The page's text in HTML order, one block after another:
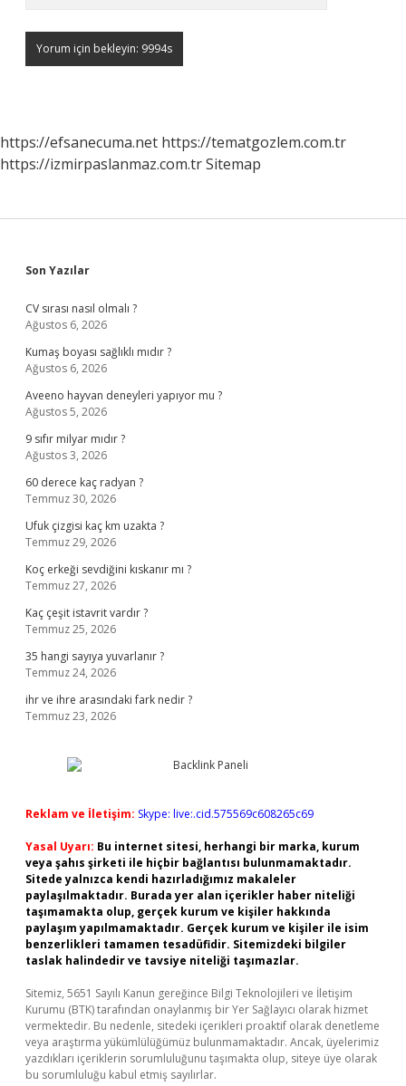
https://efsanecuma.net https://tematgozlem.com.tr
https://izmirpaslanmaz.com.trSitemap
Sidebar
Son Yazılar
CV sırası nasıl olmalı ?
Ağustos 6, 2026
Kumaş boyası sağlıklı mıdır ?
Ağustos 6, 2026
Aveeno hayvan deneyleri yapıyor mu ?
Ağustos 5, 2026
9 sıfır milyar mıdır ?
Ağustos 3, 2026
60 derece kaç radyan ?
Temmuz 30, 2026
Ufuk çizgisi kaç km uzakta ?
Temmuz 29, 2026
Koç erkeği sevdiğini kıskanır mı ?
Temmuz 27, 2026
Kaç çeşit istavrit vardır ?
Temmuz 25, 2026
35 hangi sayıya yuvarlanır ?
Temmuz 24, 2026
ihr ve ihre arasındaki fark nedir ?
Temmuz 23, 2026
Reklam ve İletişim: Skype: live:.cid.575569c608265c69
Yasal Uyarı: Bu internet sitesi, herhangi bir marka, kurum
veya şahıs şirketi ile hiçbir bağlantısı bulunmamaktadır.
Sitede yalnızca kendi hazırladığımız makaleler
paylaşılmaktadır. Burada yer alan içerikler haber niteliği
taşımamakta olup, gerçek kurum ve kişiler hakkında
paylaşım yapılmamaktadır. Gerçek kurum ve kişiler ile isim
benzerlikleri tamamen tesadüfidir. Sitemizdeki bilgiler
taslak halindedir ve tavsiye niteliği taşımazlar.
Sitemiz, 5651 Sayılı Kanun gereğince Bilgi Teknolojileri ve İletişim
Kurumu (BTK) tarafından onaylanmış bir Yer Sağlayıcı olarak hizmet
vermektedir. Bu nedenle, sitedeki içerikleri proaktif olarak denetleme
veya araştırma yükümlülüğümüz bulunmamaktadır. Ancak, üyelerimiz
yazdıkları içeriklerin sorumluluğunu taşımakta olup, siteye üye olarak
bu sorumluluğu kabul etmiş sayılırlar.